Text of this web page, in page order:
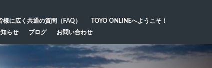
に広く共通の質問（FAQ）
TOYO ONLINEへようこそ！
らせ ブログ お問い合わせ